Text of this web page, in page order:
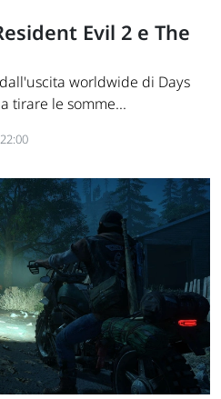
Evil 2 e The
worldwide di Days
tirare le somme...